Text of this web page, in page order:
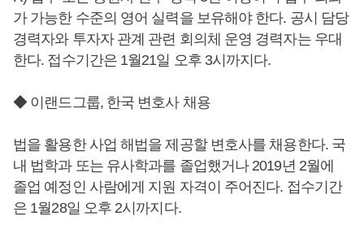
가 가능한 수준의 영어 실력을 보유해야 한다. 공시 담당
경력자와 투자자 관계 관련 회의체 운영 경력자는 우대
한다. 접수기간은 1월21일 오후 3시까지다.
◆ 이랜드그룹, 한국 변호사 채용
법을 활용한 사업 해법을 제공할 변호사를 채용한다. 국
내 법학과 또는 유사학과를 졸업했거나 2019년 2월에
졸업 예정인 사람에게 지원 자격이 주어진다. 접수기간
은 1월28일 오후 2시까지다.